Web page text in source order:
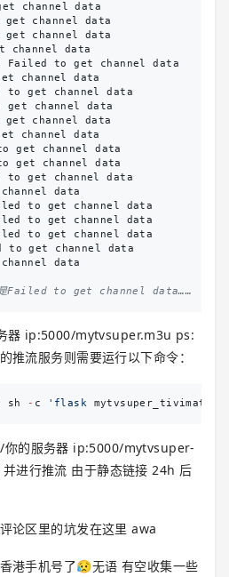
channel
data
get channel
data
get channel
data
channel
data
Failed to get channel
data
channel
data
to get channel
data
get channel
data
get channel
data
channel
data
get channel
data
get channel
data
to get channel
data
channel
data
to get channel
data
to get channel
data
to get channel
data
to get channel
data
channel
data
都是Failed to get channel data……
器 ip:5000/mytvsuper.m3u ps:
推流服务则需要运行以下命令：
sh - c 'flask mytvsuper_tivimate
的服务器 ip:5000/mytvsuper-
进行推流 由于静态链接 24h 后
论区里的坑发在这里 awa
港手机号了😥无语 有空收集一些